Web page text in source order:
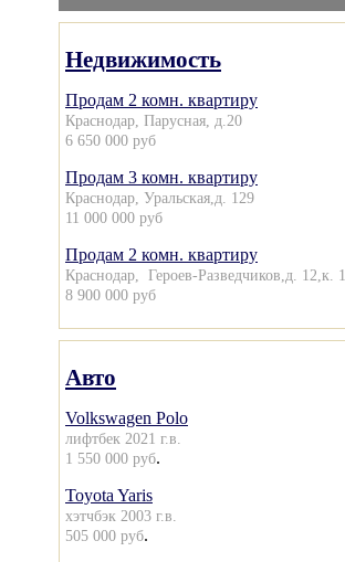
Недвижимость
Продам 2 комн. квартиру
Краснодар, Парусная, д.20
6 650 000 руб
Продам 3 комн. квартиру
Краснодар, Уральская,д. 129
11 000 000 руб
Продам 2 комн. квартиру
Краснодар, Героев-Разведчиков,д. 12,к. 1
8 900 000 руб
Авто
Volkswagen Polo
лифтбек 2021 г.в.
1 550 000 руб.
Toyota Yaris
хэтчбэк 2003 г.в.
505 000 руб.